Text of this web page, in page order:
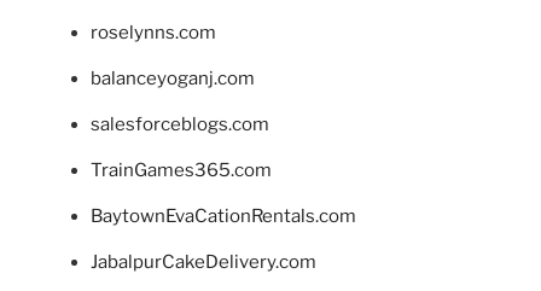
roselynns.com
balanceyoganj.com
salesforceblogs.com
TrainGames365.com
BaytownEvaCationRentals.com
JabalpurCakeDelivery.com